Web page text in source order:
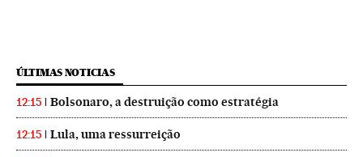
ÚLTIMAS NOTICIAS
12:15 Bolsonaro, a destruição como estratégia
12:15 Lula, uma ressurreição